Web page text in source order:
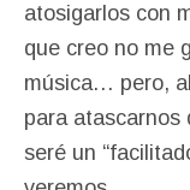
atosigarlos con
que creo no me
música… pero,
para atascarnos
seré un